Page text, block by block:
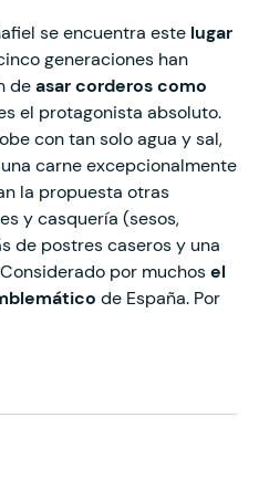
se encuentra este lugar
generaciones han
deasar corderos como
el protagonista absoluto.
con tan solo agua y sal,
carne excepcionalmente
la propuesta otras
y casquería (sesos,
de postres caseros y una
por muchosel
de España. Por